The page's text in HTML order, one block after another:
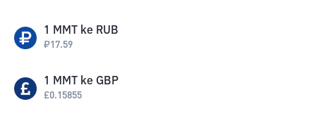
1 MMT ke RUB
₽17.59
1 MMT ke GBP
£0.15855